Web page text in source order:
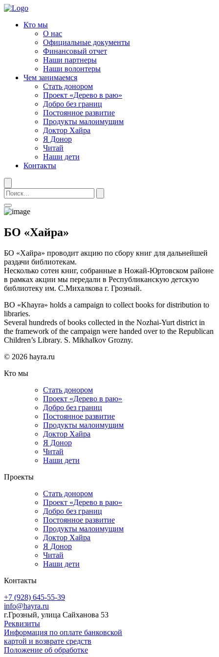
Кто мы
О нас
Официальные документы
Финансовый отчет
Наши партнеры
Наши волонтеры
Чем занимаемся
Стать донором
Проект «Дерево в раю»
Добро без границ
Постоянное развитие
Продукты малоимущим
Доктор Хайра
Я Донор
Читай
Наши дети
Контакты
БО «Хайра»
БО «Хайра» проводит акцию по сбору книг для дальнейшей
раздачи библиотекам.
Несколько сотен книг, собранные в Ножай-Юртовском районе
в рамках акции мы передали в Республиканскую детскую
библиотеку им. С.Михалкова г. Грозный.
BO «Khayra» holds a campaign to collect books for distribution to
libraries.
Several hundreds of books collected in the Nozhai-Yurt district in
the framework of the campaign were handed over to the Republican
Children’s Library. S. Mikhalkov Grozny.
© 2026 hayra.ru
Кто мы
Стать донором
Проект «Дерево в раю»
Добро без границ
Постоянное развитие
Продукты малоимущим
Доктор Хайра
Я Донор
Читай
Наши дети
Проекты
Стать донором
Проект «Дерево в раю»
Добро без границ
Постоянное развитие
Продукты малоимущим
Доктор Хайра
Я Донор
Читай
Наши дети
Контакты
+7 (928) 645-55-39
info@hayra.ru
г.Грозный, улица Сайханова 53
Реквизиты
Информация по оплате банковской
картой и возврате средств
Положение об обработке